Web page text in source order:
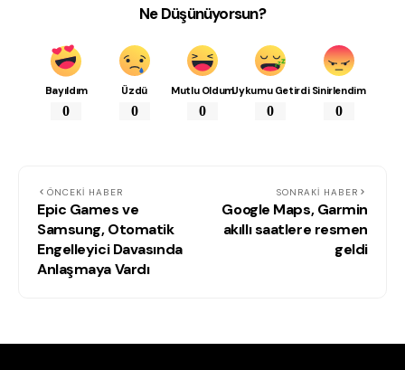
Ne Düşünüyorsun?
Bayıldım
0
Üzdü
0
Mutlu Oldum
0
Uykumu Getirdi
0
Sinirlendim
0
ÖNCEKI HABER
Epic Games ve
Samsung, Otomatik
Engelleyici Davasında
Anlaşmaya Vardı
SONRAKI HABER
Google Maps, Garmin
akıllı saatlere resmen
geldi